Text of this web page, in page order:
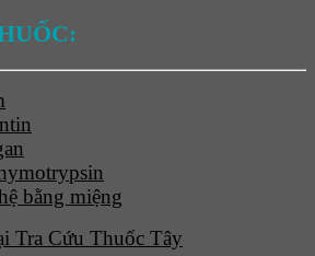
bằng miệng
Tra Cứu Thuốc Tây